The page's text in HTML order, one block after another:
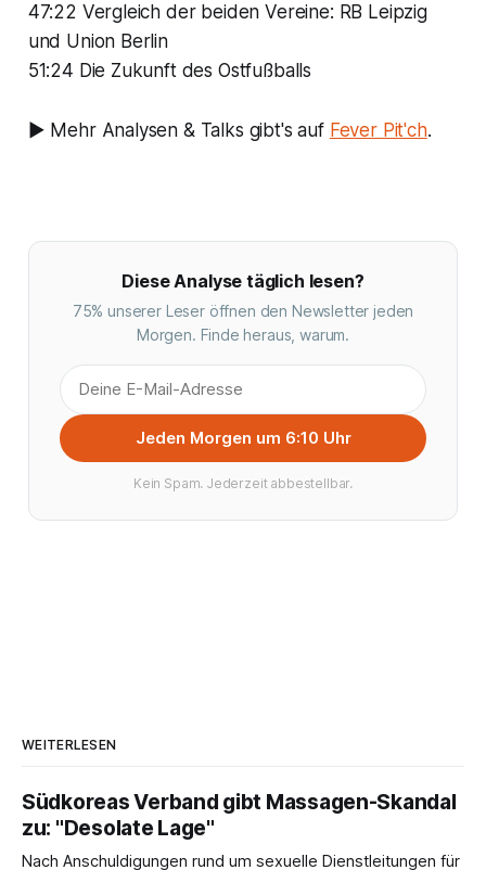
47:22 Vergleich der beiden Vereine: RB Leipzig
und Union Berlin
51:24 Die Zukunft des Ostfußballs
▶️ Mehr Analysen & Talks gibt's auf Fever Pit'ch.
Diese Analyse täglich lesen?
75% unserer Leser öffnen den Newsletter jeden
Morgen. Finde heraus, warum.
Jeden Morgen um 6:10 Uhr
Kein Spam. Jederzeit abbestellbar.
WEITERLESEN
Südkoreas Verband gibt Massagen-Skandal
zu: "Desolate Lage"
Nach Anschuldigungen rund um sexuelle Dienstleitungen für